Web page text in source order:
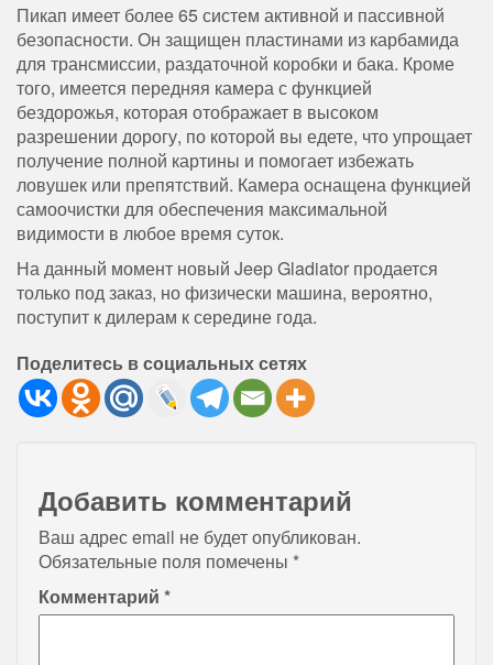
Пикап имеет более 65 систем активной и пассивной
безопасности. Он защищен пластинами из карбамида
для трансмиссии, раздаточной коробки и бака. Кроме
того, имеется передняя камера с функцией
бездорожья, которая отображает в высоком
разрешении дорогу, по которой вы едете, что упрощает
получение полной картины и помогает избежать
ловушек или препятствий. Камера оснащена функцией
самоочистки для обеспечения максимальной
видимости в любое время суток.
На данный момент новый Jeep Gladiator продается
только под заказ, но физически машина, вероятно,
поступит к дилерам к середине года.
Поделитесь в социальных сетях
Добавить комментарий
Ваш адрес email не будет опубликован.
Обязательные поля помечены *
Комментарий *